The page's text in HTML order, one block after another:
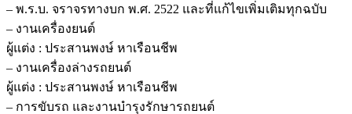
– พ.ร.บ. จราจรทางบก พ.ศ. 2522 และที่แก้ไขเพิ่มเติมทุกฉบับ
– งานเครื่องยนต์
ผู้แต่ง : ประสานพงษ์ หาเรือนชีพ
– งานเครื่องล่างรถยนต์
ผู้แต่ง : ประสานพงษ์ หาเรือนชีพ
– การขับรถ และงานบำรุงรักษารถยนต์